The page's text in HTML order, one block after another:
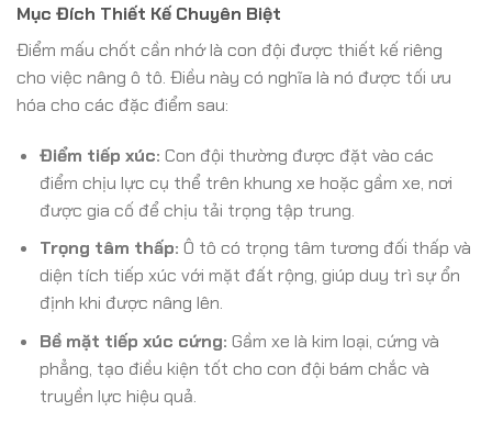
Mục Đích Thiết Kế Chuyên Biệt
Điểm mấu chốt cần nhớ là con đội được thiết kế riêng
cho việc nâng ô tô. Điều này có nghĩa là nó được tối ưu
hóa cho các đặc điểm sau:
Điểm tiếp xúc: Con đội thường được đặt vào các
điểm chịu lực cụ thể trên khung xe hoặc gầm xe, nơi
được gia cố để chịu tải trọng tập trung.
Trọng tâm thấp: Ô tô có trọng tâm tương đối thấp và
diện tích tiếp xúc với mặt đất rộng, giúp duy trì sự ổn
định khi được nâng lên.
Bề mặt tiếp xúc cứng: Gầm xe là kim loại, cứng và
phẳng, tạo điều kiện tốt cho con đội bám chắc và
truyền lực hiệu quả.